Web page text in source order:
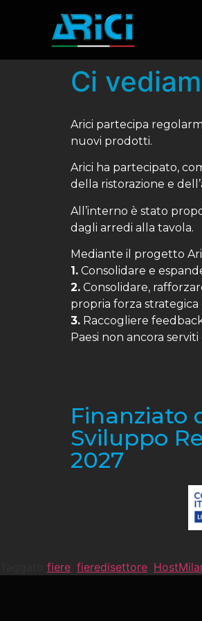
Ci
Arici partecipa
nuovi prodotti.
Arici ha partecipato,
della ristorazione e
All’interno è stato
dagli arredi alla tavola.
Mediante il progetto
1. Consolidare e
2. Consolidare,
propria forza strategica
3. Raccogliere
Paesi non ancora
Finanziato
Sviluppo
2027
fiere fieredisettore